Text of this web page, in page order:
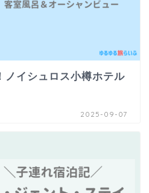
ノイシュロス小樽ホテル
2025-09-07